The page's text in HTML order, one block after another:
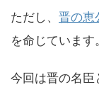
ただし、 晋の恵
を命じています。
今回は晋の名臣